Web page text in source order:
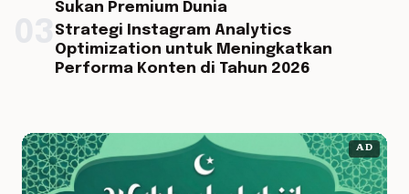
Sukan Premium Dunia
Strategi Instagram Analytics
Optimization untuk Meningkatkan
Performa Konten di Tahun 2026
AD